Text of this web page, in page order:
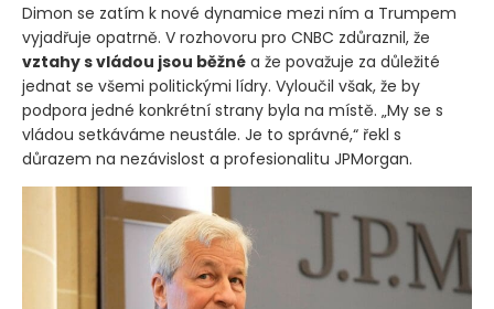
Dimon se zatím k nové dynamice mezi ním a Trumpem
vyjadřuje opatrně. V rozhovoru pro CNBC zdůraznil, že
vztahy s vládou jsou běžné a že považuje za důležité
jednat se všemi politickými lídry. Vyloučil však, že by
podpora jedné konkrétní strany byla na místě. „My se s
vládou setkáváme neustále. Je to správné,“ řekl s
důrazem na nezávislost a profesionalitu JPMorgan.